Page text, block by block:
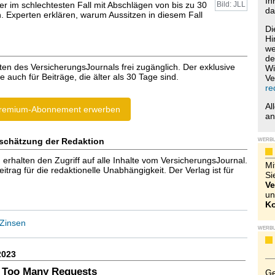
Bild: JLL
im schlechtesten Fall mit Abschlägen von bis zu 30
Experten erklären, warum Aussitzen in diesem Fall
des VersicherungsJournals frei zugänglich. Der exklusive
auch für Beiträge, die älter als 30 Tage sind.
Abonnement erwerben
der Redaktion
den Zugriff auf alle Inhalte vom VersicherungsJournal.
für die redaktionelle Unabhängigkeit. Der Verlag ist für
Too Many Requests